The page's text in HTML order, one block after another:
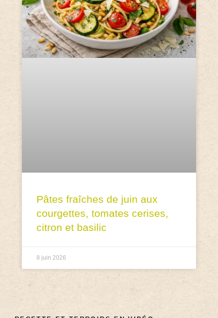
Pâtes fraîches de juin aux
courgettes, tomates cerises,
citron et basilic
8 juin 2026